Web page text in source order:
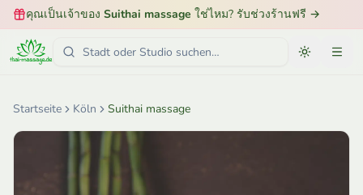
คุณเป็นเจ้าของ Suithai massage ใช่ไหม? รับช่วงร้านฟรี →
Startseite Köln Suithai massage